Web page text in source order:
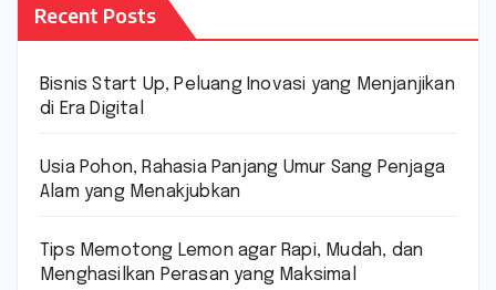
Recent Posts
Bisnis Start Up, Peluang Inovasi yang Menjanjikan
di Era Digital
Usia Pohon, Rahasia Panjang Umur Sang Penjaga
Alam yang Menakjubkan
Tips Memotong Lemon agar Rapi, Mudah, dan
Menghasilkan Perasan yang Maksimal